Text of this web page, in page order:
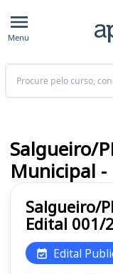
Menu
Buscar
Salgueiro/
Edital 001/
Edital
Salgueiro/
Municipal -